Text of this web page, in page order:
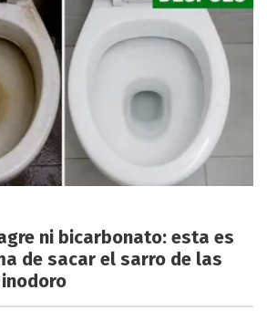
ni bicarbonato: esta es
de sacar el sarro de las